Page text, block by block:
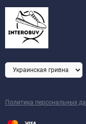
Политика персональных